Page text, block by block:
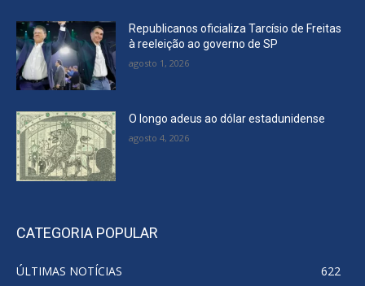
Republicanos oficializa Tarcísio de Freitas
à reeleição ao governo de SP
agosto 1, 2026
O longo adeus ao dólar estadunidense
agosto 4, 2026
CATEGORIA POPULAR
ÚLTIMAS NOTÍCIAS
622